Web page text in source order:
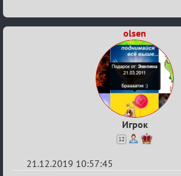
за
olsen
Игрок
12
21.12.2019 10:57:45